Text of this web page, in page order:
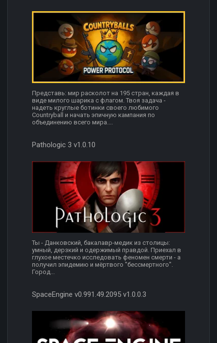
Представь: мир расколот на 195 стран, каждая в
виде милого шарика с флагом. Твоя задача -
надеть круглые ботинки своего любимого
Countryball и начать эпичную кампания по
объединению всего мира....
Pathologic 3 v1.0.10
Ты - Данковский, бакалавр-медик из столицы:
умный, дерзкий и одержимый правдой. Приехал в
глухое местечко исследовать феномен смерти - а
получил эпидемию и мёртвого "бессмертного".
Город...
SpaceEngine v0.991.49.2095 v1.0.0.3